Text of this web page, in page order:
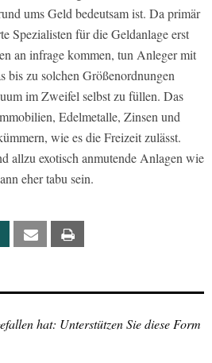
ums Geld bedeutsam ist. Da primär
Spezialisten für die Geldanlage erst
an infrage kommen, tun Anleger mit
bis zu solchen Größenordnungen
im Zweifel selbst zu füllen. Das
Edelmetalle, Zinsen und
wie es die Freizeit zulässt.
allzu exotisch anmutende Anlagen wie
eher tabu sein.
Xing Email
hat: Unterstützen Sie diese Form